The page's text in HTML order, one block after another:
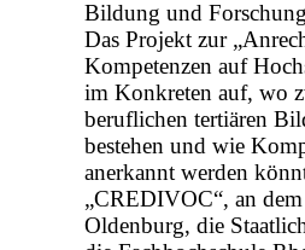
Bildung und
Das Projekt zur
Kompetenzen auf
im Konkreten auf, wo
beruflichen tertiären
bestehen und wie
anerkannt werden
„CREDIVOC“, an
Oldenburg, die